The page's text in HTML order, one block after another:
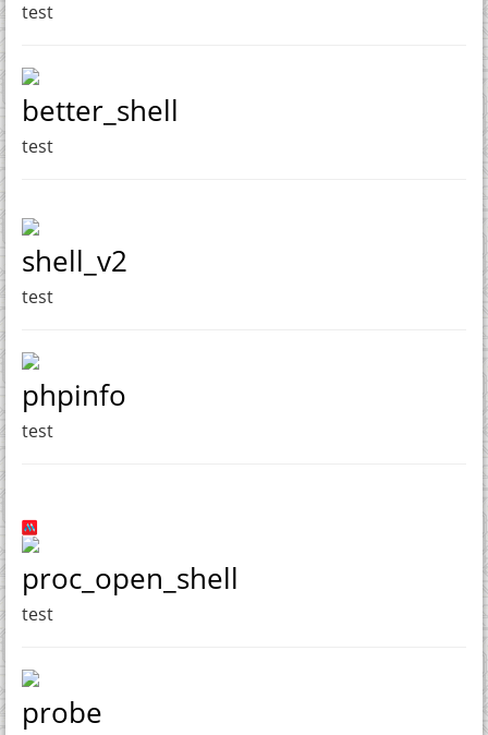
test
better_shell
test
shell_v2
test
phpinfo
test
proc_open_shell
test
probe